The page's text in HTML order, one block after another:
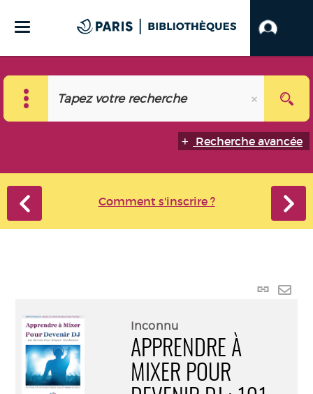
Recherche avancée
Comment s'inscrire ?
Lien
Inconnu
APPRENDRE À
MIXER POUR